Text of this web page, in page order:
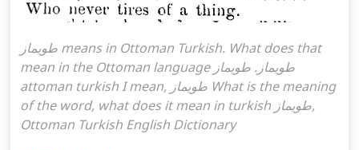
طویماز means in Ottoman Turkish. What does that
mean in the Ottoman language طویماز. طویماز
attoman turkish I mean, طویماز What is the meaning
of the word, what does it mean in turkish طویماز,
Ottoman Turkish English Dictionary